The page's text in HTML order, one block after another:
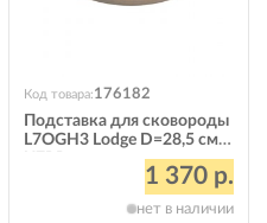
Код товара:176182
Подставка для сковороды
L7OGH3 Lodge D=28,5 см
1 370 р.
нет в наличии